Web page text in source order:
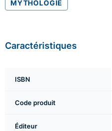
MYTHOLOGIE
Caractéristiques
ISBN
Code produit
Éditeur